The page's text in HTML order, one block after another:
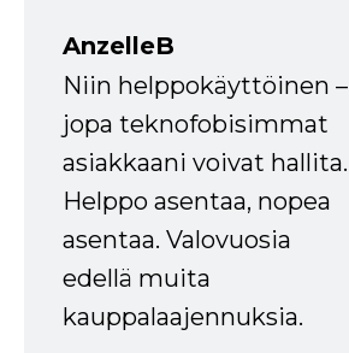
AnzelleB
Niin helppokäyttöinen –
jopa teknofobisimmat
asiakkaani voivat hallita.
Helppo asentaa, nopea
asentaa. Valovuosia
edellä muita
kauppalaajennuksia.